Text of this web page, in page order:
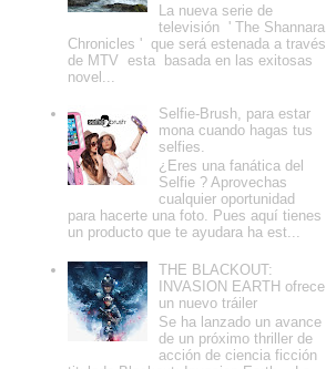
La nueva serie de
televisión ' The Shannara
Chronicles ' que será estenada a través
de MTV esta basada en las exitosas
novel...
Selfie-Brush, para estar
mona cuando hagas tus
selfies.
¿Eres una fanática del
Selfie ? Aprovechas
cualquier oportunidad
para hacerte una foto. Pues aquí tienes
un producto que te ayudara ha est...
THE BLACKOUT:
INVASION EARTH ofrece
un nuevo tráiler
Se ha lanzado un avance
de un próximo thriller de
acción de ciencia ficción